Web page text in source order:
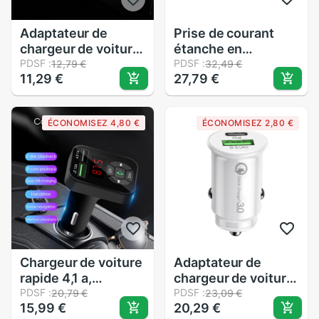
Adaptateur de
chargeur de voiture
LED 2,1 a + 1a,
double Port USB,
pour tablette et
téléphone
intelligent
universel, nouvel
arrivage
PDSF :12,79 €
11,29 €
Prise de courant
étanche en
aluminium, Charge
rapide 3.0, double
USB, voltmètre LED
bateau 12V/24V
PDSF :32,49 €
27,79 €
ÉCONOMISEZ 4,80 €
Chargeur de voiture
rapide 4,1 a,
transmetteur FM
mains libres,
PDSF :20,79 €
15,99 €
ÉCONOMISEZ 2,80 €
Adaptateur de
chargeur de voiture
USB double Port,
Mini chargeur
PDSF :23,09 €
20,29 €